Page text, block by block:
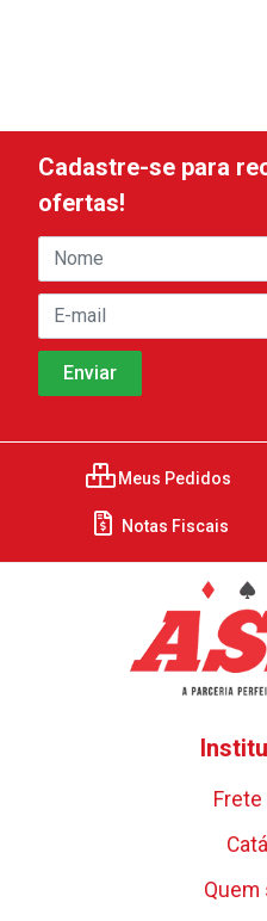
Cadastre-se para
ofertas!
Meus Pedidos
Notas Fiscais
Quem